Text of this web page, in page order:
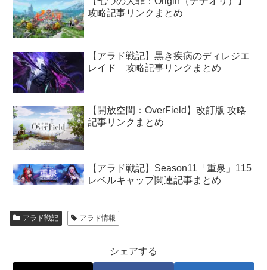
攻略記事リンクまとめ
【アラド戦記】黒き疾病のディレジエ
レイド 攻略記事リンクまとめ
【開放空間：OverField】改訂版 攻略
記事リンクまとめ
【アラド戦記】Season11「重泉」115
レベルキャップ関連記事まとめ
アラド戦記 アラド情報
シェアする